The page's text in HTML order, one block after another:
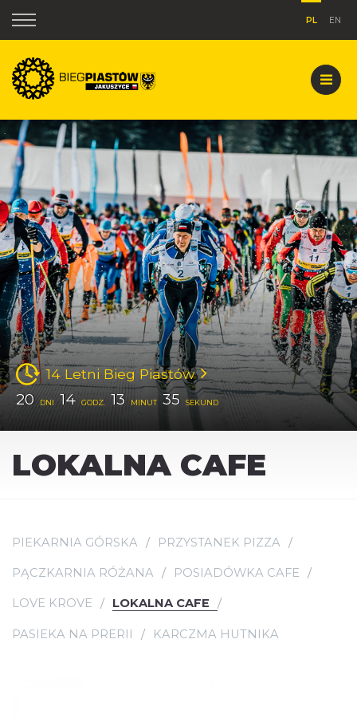
PL EN
14 Letni Bieg Piastów
20 DNI 14 GODZ. 13 MINUT 35 SEKUND
LOKALNA CAFE
PIEKARNIA GÓRSKA PRZYSTANEK PIZZA
PĄCZKARNIA RÓŻANA POSIADÓWKA CAFE
LOVE KROVE LOKALNA CAFE
PASIEKA NA PRERII KARCZMA HUTNIKA